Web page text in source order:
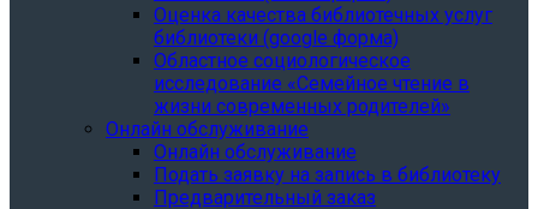
Oценка качества библиотечных услуг
библиотеки (google форма)
Областное социологическое
исследование «Семейное чтение в
жизни современных родителей»
Онлайн обслуживание
Онлайн обслуживание
Подать заявку на запись в библиотеку
Предварительный заказ